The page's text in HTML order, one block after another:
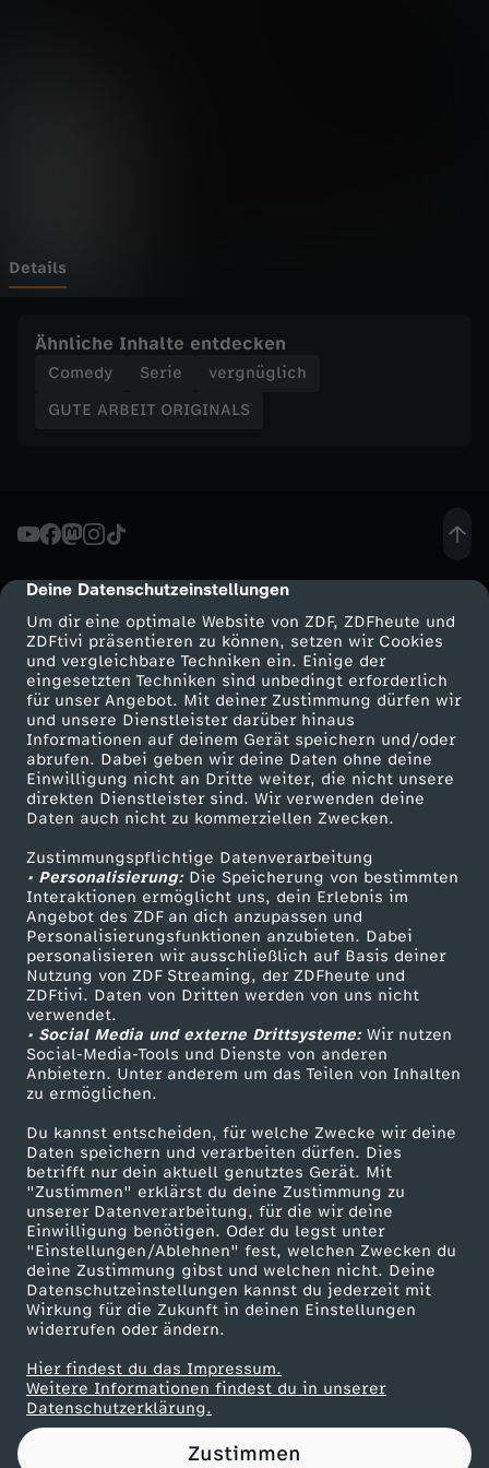
cmp-dialog-description
Deine Datenschutzeinstellungen
Um dir eine optimale Website von ZDF, ZDFheute und
ZDFtivi präsentieren zu können, setzen wir Cookies
und vergleichbare Techniken ein. Einige der
eingesetzten Techniken sind unbedingt erforderlich
für unser Angebot. Mit deiner Zustimmung dürfen wir
und unsere Dienstleister darüber hinaus
Informationen auf deinem Gerät speichern und/oder
abrufen. Dabei geben wir deine Daten ohne deine
Einwilligung nicht an Dritte weiter, die nicht unsere
direkten Dienstleister sind. Wir verwenden deine
Daten auch nicht zu kommerziellen Zwecken.
Zustimmungspflichtige Datenverarbeitung
• Personalisierung:Die Speicherung von bestimmten
Interaktionen ermöglicht uns, dein Erlebnis im
Angebot des ZDF an dich anzupassen und
Personalisierungsfunktionen anzubieten. Dabei
personalisieren wir ausschließlich auf Basis deiner
Nutzung von ZDF Streaming, der ZDFheute und
ZDFtivi. Daten von Dritten werden von uns nicht
verwendet.
• Social Media und externe Drittsysteme:Wir nutzen
Social-Media-Tools und Dienste von anderen
Anbietern. Unter anderem um das Teilen von Inhalten
zu ermöglichen.
Du kannst entscheiden, für welche Zwecke wir deine
Daten speichern und verarbeiten dürfen. Dies
betrifft nur dein aktuell genutztes Gerät. Mit
"Zustimmen" erklärst du deine Zustimmung zu
unserer Datenverarbeitung, für die wir deine
Einwilligung benötigen. Oder du legst unter
"Einstellungen/Ablehnen" fest, welchen Zwecken du
deine Zustimmung gibst und welchen nicht. Deine
Datenschutzeinstellungen kannst du jederzeit mit
Wirkung für die Zukunft in deinen Einstellungen
widerrufen oder ändern.
Hier findest du das Impressum.
Weitere Informationen findest du in unserer
Datenschutzerklärung.
Zustimmen
I
G
I
L
S
-
F
i
f
t
y
S
h
a
d
e
s
o
f
W
i
Details
Ähnliche Inhalte entdecken
Comedy Serie
vergnüglich
GUTE ARBEIT ORIGINALS
Mehr ZDF
ZDF-Apps
Smart TV
ZDFtext
Livestreams
Sendungen A-Z
TV-Programm
Service
ZDFmitreden
Kontakt zum ZDF
Tickets
Zuschauerservice
Hilfe
ZDF Unternehmen
Karriere
ZDF goes Schule
Werbefernsehen
Mainzelmännchen
Partner